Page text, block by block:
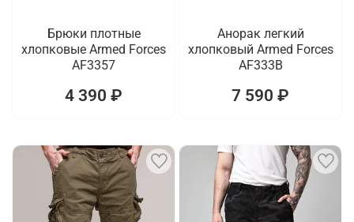
Брюки плотные
хлопковые Armed Forces
AF3357
4 390 ₽
Анорак легкий
хлопковый Armed Forces
AF333B
7 590 ₽